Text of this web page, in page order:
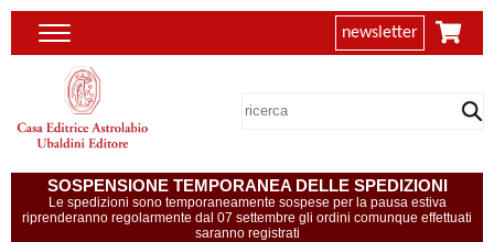
newsletter
SOSPENSIONE TEMPORANEA DELLE SPEDIZIONI
Le spedizioni sono temporaneamente sospese per la pausa estiva
riprenderanno regolarmente dal 07 settembre gli ordini comunque effettuati
saranno registrati